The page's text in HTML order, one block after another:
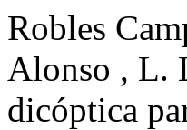
Robles
Alonso , L.
dicóptica